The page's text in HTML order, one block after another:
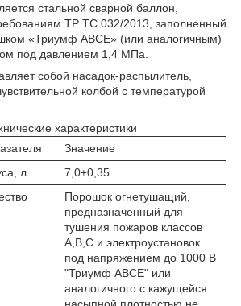
стальной сварной баллон,
ТР ТС 032/2013, заполненный
«Триумф АВСЕ» (или аналогичным)
под давлением 1,4 МПа.
собой насадок-распылитель,
колбой с температурой
характеристики
Значение
л
7,0±0,35
Порошок огнетушащий,
предназначенный для
тушения пожаров классов
А,В,С и электроустановок
под напряжением до 1000 В
"Триумф АВСЕ" или
аналогичного с кажущейся
насыпной плотностью не